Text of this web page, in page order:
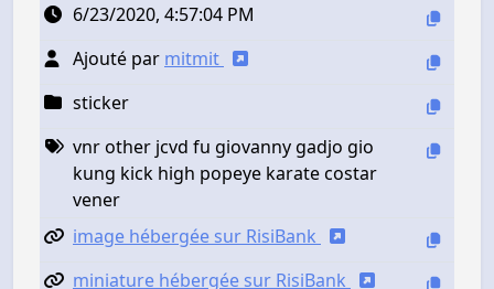
6/23/2020, 4:57:04 PM
Ajouté par mitmit
sticker
vnr other jcvd fu giovanny gadjo gio
kung kick high popeye karate costar
vener
image hébergée sur RisiBank
miniature hébergée sur RisiBank